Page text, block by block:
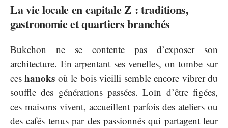
La vie locale en capitale Z : traditions,
gastronomie et quartiers branchés
Bukchon ne se contente pas d’exposer son
architecture. En arpentant ses venelles, on tombe sur
ceshanoks où le bois vieilli semble encore vibrer du
souffle des générations passées. Loin d’être figées,
ces maisons vivent, accueillent parfois des ateliers ou
des cafés tenus par des passionnés qui partagent leur